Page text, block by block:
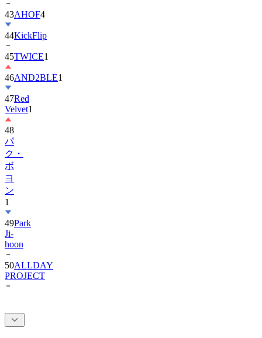
44KickFlip
45TWICE1
46AND2BLE
47Red
Velvet
48
パ
ク・
ボ
ヨ
ン
1
49
Ji-
hoon
50ALLDAY
PROJECT